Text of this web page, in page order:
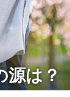
源は？